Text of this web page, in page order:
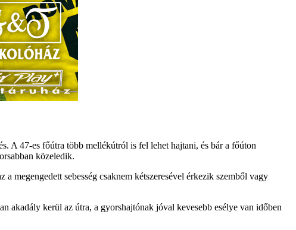
A 47-es főútra több mellékútról is fel lehet hajtani, és bár a főúton
közeledik.
megengedett sebesség csaknem kétszeresével érkezik szemből vagy
akadály kerül az útra, a gyorshajtónak jóval kevesebb esélye van időben